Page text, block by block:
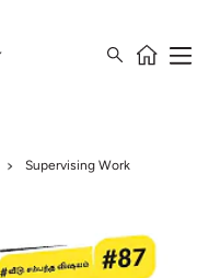
Supervising Work